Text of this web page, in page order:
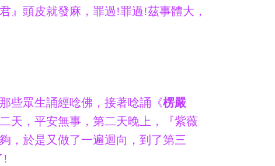
』頭皮就發麻，罪過!罪過!茲事體大，
些眾生誦經唸佛，接著唸誦《楞嚴
天，平安無事，第二天晚上，『紫薇
，於是又做了一遍迴向，到了第三
!